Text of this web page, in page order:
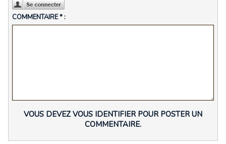
COMMENTAIRE * :
VOUS DEVEZ VOUS IDENTIFIER POUR POSTER UN
COMMENTAIRE.